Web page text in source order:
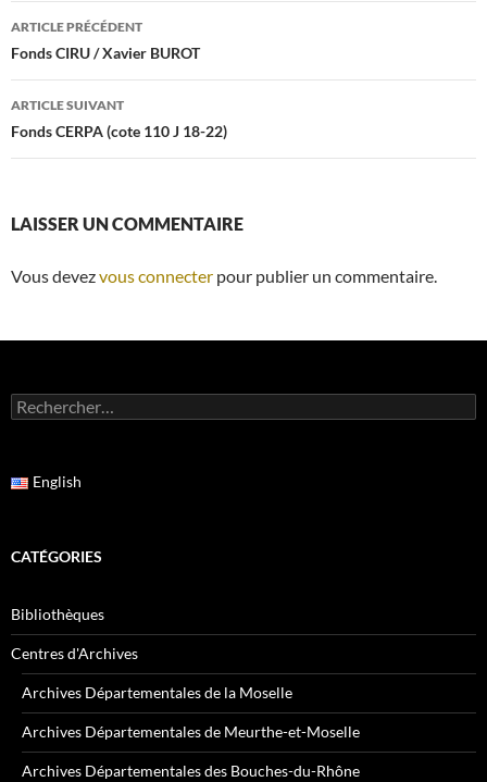
Navigation
des
articles
ARTICLE PRÉCÉDENT
Fonds CIRU / Xavier BUROT
ARTICLE SUIVANT
Fonds CERPA (cote 110 J 18-22)
LAISSER UN COMMENTAIRE
Vous devezvous connecter pour publier un commentaire.
Rechercher :
English
CATÉGORIES
Bibliothèques
Centres d'Archives
Archives Départementales de la Moselle
Archives Départementales de Meurthe-et-Moselle
Archives Départementales des Bouches-du-Rhône